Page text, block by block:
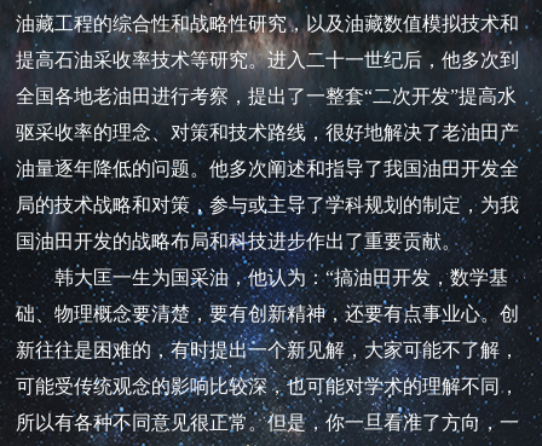
油藏工程的综合性和战略性研究，以及油藏数值模拟技术和
提高石油采收率技术等研究。进入二十一世纪后，他多次到
全国各地老油田进行考察，提出了一整套“二次开发”提高水
驱采收率的理念、对策和技术路线，很好地解决了老油田产
油量逐年降低的问题。他多次阐述和指导了我国油田开发全
局的技术战略和对策，参与或主导了学科规划的制定，为我
国油田开发的战略布局和科技进步作出了重要贡献。
韩大匡一生为国采油，他认为：“搞油田开发，数学基
础、物理概念要清楚，要有创新精神，还要有点事业心。创
新往往是困难的，有时提出一个新见解，大家可能不了解，
可能受传统观念的影响比较深，也可能对学术的理解不同，
所以有各种不同意见很正常。但是，你一旦看准了方向，一